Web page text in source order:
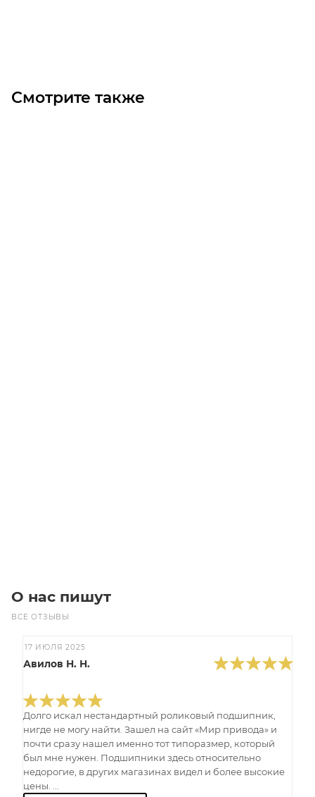
Смотрите также
О нас пишут
ВСЕ ОТЗЫВЫ
17 ИЮЛЯ 2025
Авилов Н. Н.
Долго искал нестандартный роликовый подшипник,
нигде не могу найти. Зашел на сайт «Мир привода» и
почти сразу нашел именно тот типоразмер, который
был мне нужен. Подшипники здесь относительно
недорогие, в других магазинах видел и более высокие
цены. ...